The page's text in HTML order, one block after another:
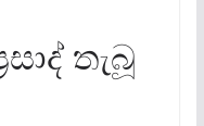
තැබූ